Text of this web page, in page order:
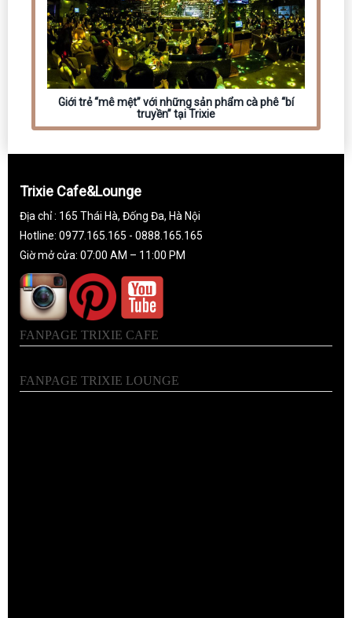
Giới trẻ “mê mệt” với những sản phẩm cà phê “bí
truyền” tại Trixie
Trixie Cafe&Lounge
Địa chỉ : 165 Thái Hà, Đống Đa, Hà Nội
Hotline: 0977.165.165 - 0888.165.165
Giờ mở cửa: 07:00 AM – 11:00 PM
FANPAGE TRIXIE CAFE
FANPAGE TRIXIE LOUNGE